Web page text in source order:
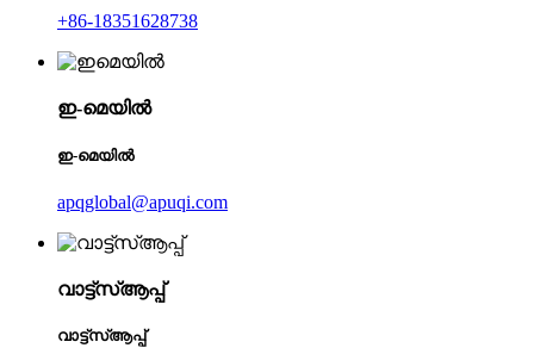
+86-18351628738
ഇ-മെയിൽ
ഇ-മെയിൽ
apqglobal@apuqi.com
വാട്ട്‌സ്ആപ്പ്
വാട്ട്‌സ്ആപ്പ്